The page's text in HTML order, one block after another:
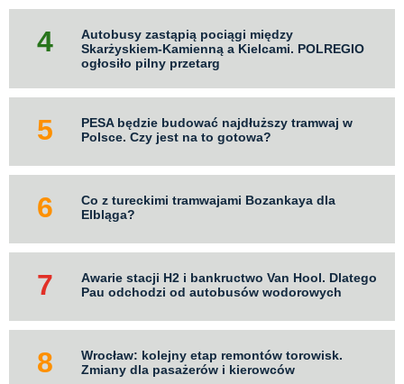
Autobusy zastąpią pociągi między
Skarżyskiem-Kamienną a Kielcami. POLREGIO
ogłosiło pilny przetarg
PESA będzie budować najdłuższy tramwaj w
Polsce. Czy jest na to gotowa?
Co z tureckimi tramwajami Bozankaya dla
Elbląga?
Awarie stacji H2 i bankructwo Van Hool. Dlatego
Pau odchodzi od autobusów wodorowych
Wrocław: kolejny etap remontów torowisk.
Zmiany dla pasażerów i kierowców